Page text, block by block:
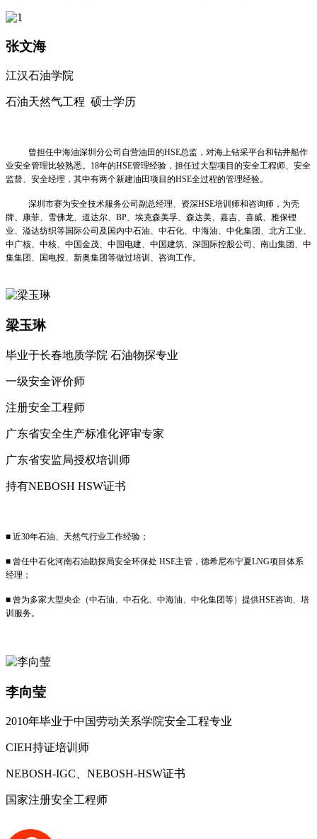
张文海
江汉石油学院
石油天然气工程 硕士学历
曾担任中海油深圳分公司自营油田的HSE总监，对海上钻采平台和钻井船作
业安全管理比较熟悉。18年的HSE管理经验，担任过大型项目的安全工程师、安全
监督、安全经理，其中有两个新建油田项目的HSE全过程的管理经验。
深圳市赛为安全技术服务公司副总经理、资深HSE培训师和咨询师，为壳
牌、康菲、雪佛龙、道达尔、BP、埃克森美孚、森达美、嘉吉、喜威、雅保锂
业、溢达纺织等国际公司及国内中石油、中石化、中海油、中化集团、北方工业、
中广核、中核、中国金茂、中国电建、中国建筑、深国际控股公司、南山集团、中
集集团、国电投、新奥集团等做过培训、咨询工作。
梁玉琳
毕业于长春地质学院 石油物探专业
一级安全评价师
注册安全工程师
广东省安全生产标准化评审专家
广东省安监局授权培训师
持有NEBOSH HSW证书
■ 近30年石油、天然气行业工作经验；
■ 曾任中石化河南石油勘探局安全环保处 HSE主管，德希尼布宁夏LNG项目体系
经理；
■ 曾为多家大型央企（中石油、中石化、中海油、中化集团等）提供HSE咨询、培
训服务。
李向莹
2010年毕业于中国劳动关系学院安全工程专业
CIEH持证培训师
NEBOSH-IGC、NEBOSH-HSW证书
国家注册安全工程师